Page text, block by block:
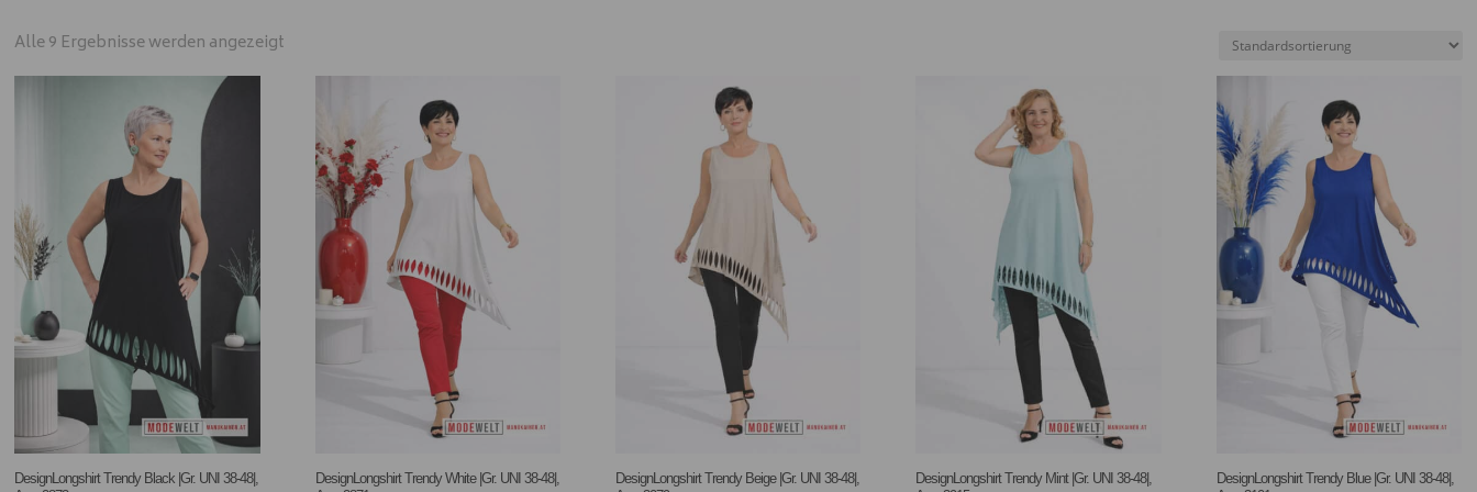
Alle 9 Ergebnisse werden angezeigt
DesignLongshirt Trendy Black |Gr. UNI 38-48|,
DesignLongshirt Trendy White |Gr. UNI 38-48|,
DesignLongshirt Trendy Beige |Gr. UNI 38-48|,
DesignLongshirt Trendy Mint |Gr. UNI 38-48|,
DesignLongshirt Trendy Blue |Gr. UNI 38-48|,